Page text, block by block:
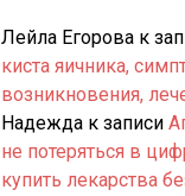
Лейла Егорова к
киста яичника,
возникновения,
Надежда к записи
не потеряться в
купить лекарства